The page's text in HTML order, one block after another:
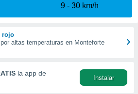
9
30 km/h
rojo
altas temperaturas en Monteforte
la app de
Instalar